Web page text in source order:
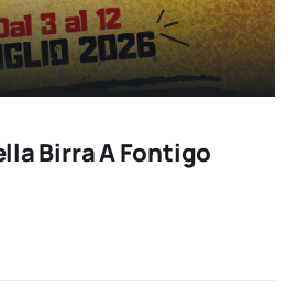
Birra A Fontigo